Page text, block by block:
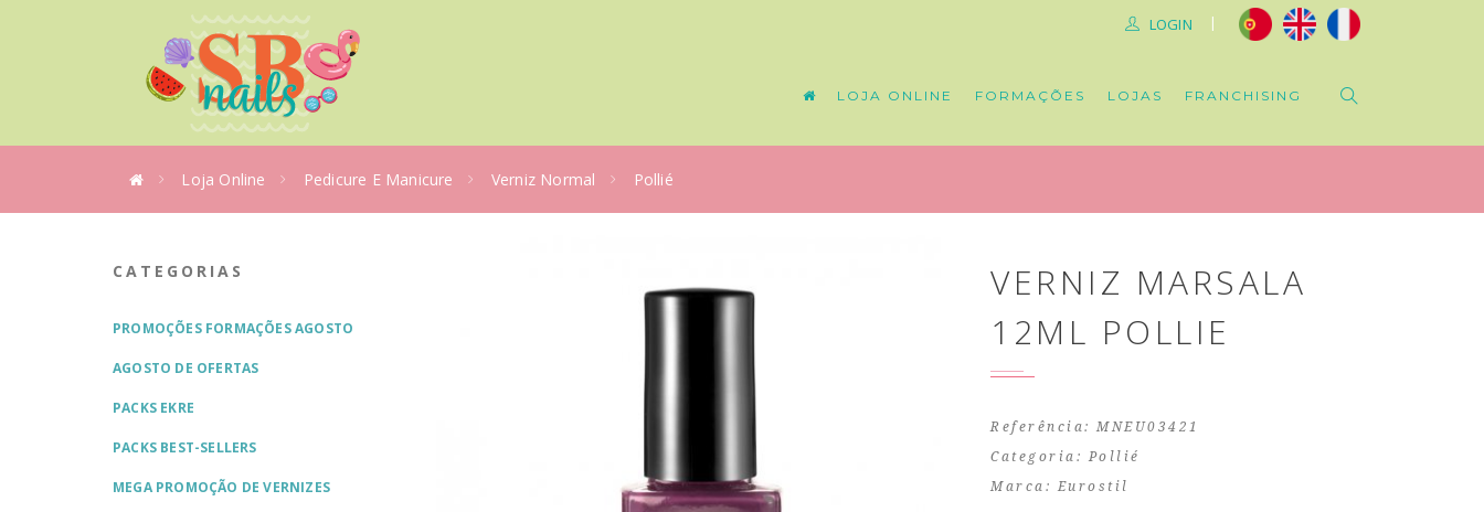
|
LOGIN
LOJA ONLINE FORMAÇÕES LOJAS FRANCHISING
Loja Online Pedicure E Manicure Verniz Normal Pollié
CATEGORIAS
PROMOÇÕES FORMAÇÕES AGOSTO
AGOSTO DE OFERTAS
PACKS EKRE
PACKS BEST-SELLERS
MEGA PROMOÇÃO DE VERNIZES
VERNIZ MARSALA
12ML POLLIE
Referência: MNEU03421
Categoria: Pollié
Marca: Eurostil